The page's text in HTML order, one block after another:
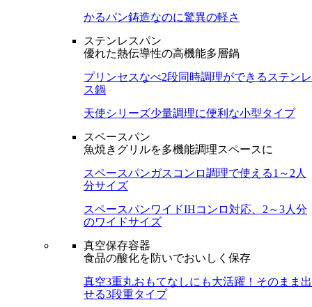
かるパン鋳造なのに驚異の軽さ
ステンレスパン
優れた熱伝導性の高機能多層鍋
プリンセスなべ2段同時調理ができるステンレ
ス鍋
天使シリーズ少量調理に便利な小型タイプ
スペースパン
魚焼きグリルを多機能調理スペースに
スペースパンガスコンロ調理で使える1～2人
分サイズ
スペースパンワイドIHコンロ対応、2～3人分
のワイドサイズ
真空保存容器
食品の酸化を防いでおいしく保存
真空3重丸おもてなしにも大活躍！そのまま出
せる3段重タイプ